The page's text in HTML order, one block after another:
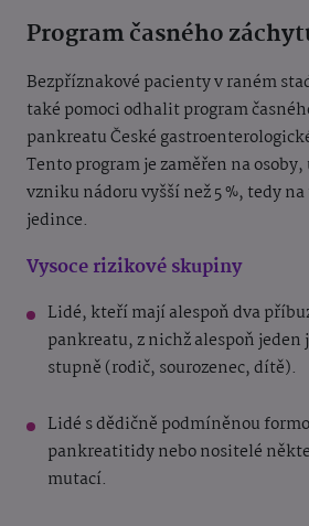
Program časného
Bezpříznakové pacienty v raném
také pomoci odhalit program
pankreatu České
Tento program je zaměřen na
vzniku nádoru vyšší než 5 %, tedy
jedince.
Vysoce rizikové skupiny
Lidé, kteří mají alespoň dva
pankreatu, z nichž alespoň
stupně (rodič, sourozenec, dítě).
Lidé s dědičně podmíněnou
pankreatitidy nebo nositelé
mutací.